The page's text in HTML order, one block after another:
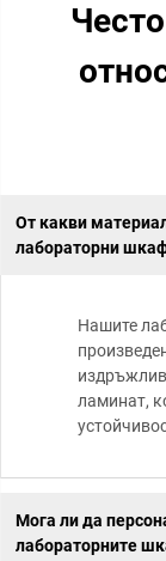
От какви
лабораторни
Нашите
ламинат,
Мога ли да
лабораторните